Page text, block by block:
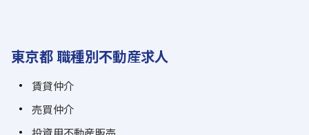
東京都 職種別不動産求人
賃貸仲介
売買仲介